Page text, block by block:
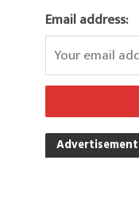
Email address:
Advertisement